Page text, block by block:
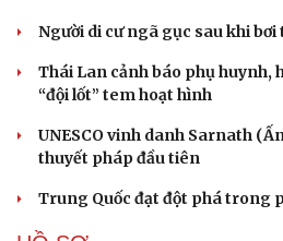
Người di cư ngã gục sau khi bơi
Thái Lan cảnh báo phụ huynh,
“đội lốt” tem hoạt hình
UNESCO vinh danh Sarnath
thuyết pháp đầu tiên
Trung Quốc đạt đột phá trong